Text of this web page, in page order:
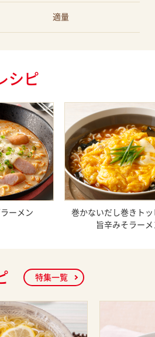
適量
シピ
ーメン
巻かないだし巻きトッ
旨辛みそラーメ
特集一覧